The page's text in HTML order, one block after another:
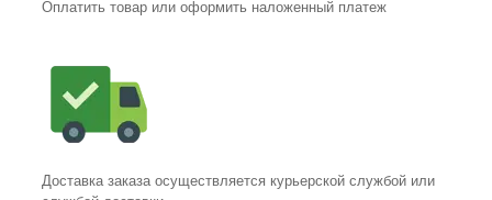
Оплатить товар или оформить наложенный платеж
Доставка заказа осуществляется курьерской службой или